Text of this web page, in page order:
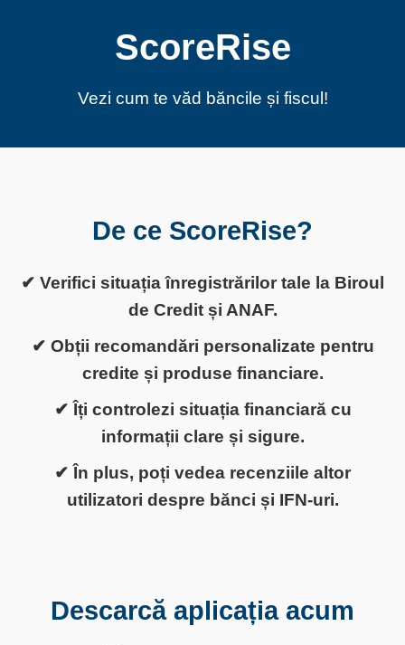
ScoreRise
Vezi cum te văd băncile și fiscul!
De ce ScoreRise?
✔ Verifici situația înregistrărilor tale la Biroul
de Credit și ANAF.
✔ Obții recomandări personalizate pentru
credite și produse financiare.
✔ Îți controlezi situația financiară cu
informații clare și sigure.
✔ În plus, poți vedea recenziile altor
utilizatori despre bănci și IFN-uri.
Descarcă aplicația acum